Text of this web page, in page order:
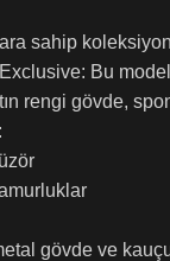
sahip
Bu
rengi gövde,
gövde ve